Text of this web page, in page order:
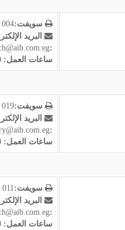
سويفت:
البريد
:
ساعات العمل:
سويفت:
البريد
:
ساعات العمل:
سويفت:
البريد
:
ساعات العمل: